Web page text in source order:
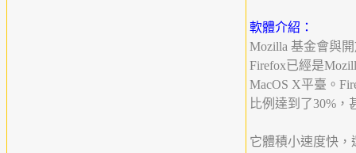
軟體介紹：
Mozilla 基金會與
Firefox已經是
MacOS X平臺。
比例達到了30%
它體積小速度快